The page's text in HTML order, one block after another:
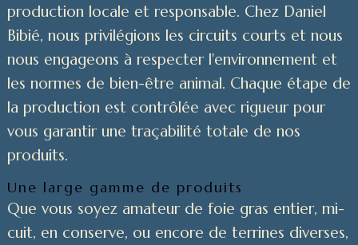
production locale et responsable. Chez Daniel
Bibié, nous privilégions les circuits courts et nous
nous engageons à respecter l'environnement et
les normes de bien-être animal. Chaque étape de
la production est contrôlée avec rigueur pour
vous garantir une traçabilité totale de nos
produits.
Une large gamme de produits
Que vous soyez amateur de foie gras entier, mi-
cuit, en conserve, ou encore de terrines diverses,